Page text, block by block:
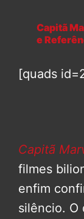
Capitã
e
[quads
Capitã
filmes
enfim
silêncio. O